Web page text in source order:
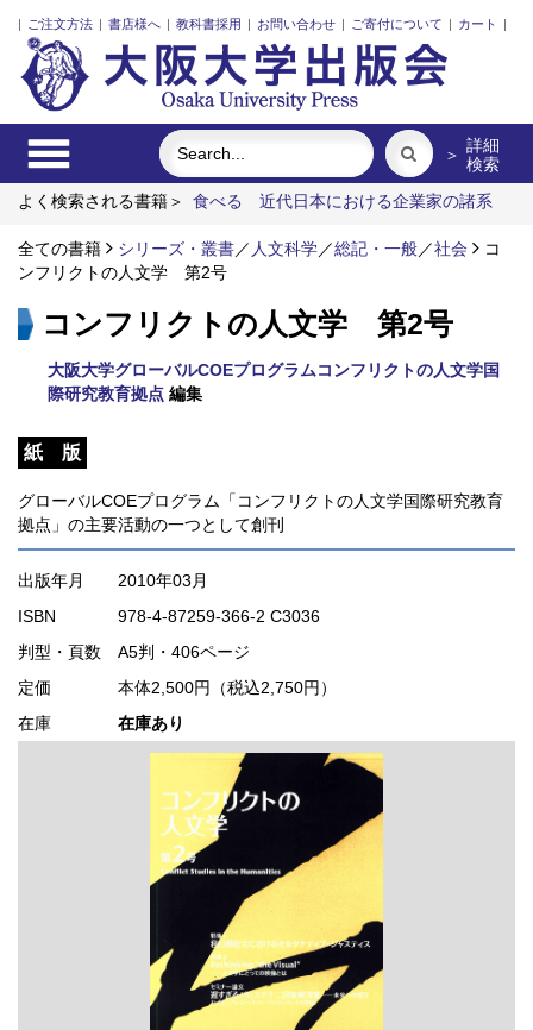
| ご注文方法 | 書店様へ | 教科書採用 | お問い合わせ | ご寄付について | カート |
＞ 詳細
検索
よく検索される書籍＞
食べる
近代日本における企業家の諸系
の異文化理解
リスク意思決定論 街に拓く大学
全ての書籍 シリーズ・叢書／ 人文科学／総記・一般／社会
コ
ンフリクトの人文学 第2号
コンフリクトの人文学 第2号
大阪大学グローバルCOEプログラムコンフリクトの人文学国
際研究教育拠点 編集
紙 版
グローバルCOEプログラム「コンフリクトの人文学国際研究教育
拠点」の主要活動の一つとして創刊
出版年月
2010年03月
ISBN
978-4-87259-366-2 C3036
判型・頁数 A5判・406ページ
定価
本体2,500円（税込2,750円）
在庫
在庫あり